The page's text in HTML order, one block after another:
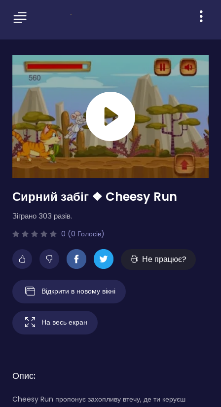
Сирний забіг ❖ Cheesy Run
Зіграно 303 разів.
0 (0 Голосів)
Не працює?
Відкрити в новому вікні
На весь екран
Опис:
Cheesy Run пропонує захопливу втечу, де ти керуєш